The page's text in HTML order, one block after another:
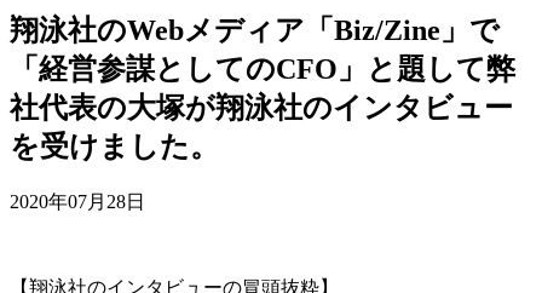
翔泳社のWebメディア「Biz/Zine」で
「経営参謀としてのCFO」と題して弊
社代表の大塚が翔泳社のインタビュー
を受けました。
2020年07月28日
【翔泳社のインタビューの冒頭抜粋】